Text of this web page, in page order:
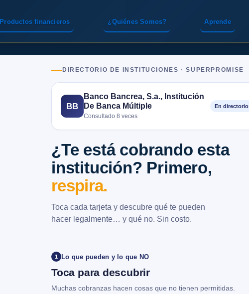
Productos financieros ¿Quiénes Somos? Aprende
DIRECTORIO DE INSTITUCIONES · SUPERPROMISE
BB
Banco Bancrea, S.a., Institución
De Banca Múltiple
Consultado 8 veces
En directorio
¿Te está cobrando esta
institución? Primero,
respira.
Toca cada tarjeta y descubre qué te pueden
hacer legalmente… y qué no. Sin costo.
1 Lo que pueden y lo que NO
Toca para descubrir
Muchas cobranzas hacen cosas que no tienen permitidas.